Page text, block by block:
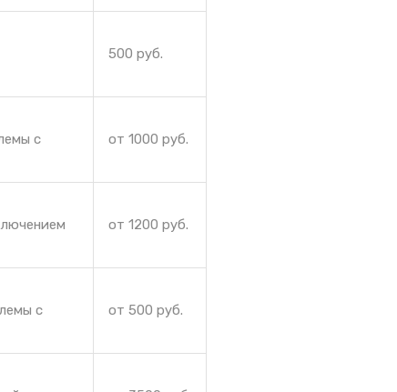
500 руб.
с
от 1000 руб.
от 1200 руб.
с
от 500 руб.